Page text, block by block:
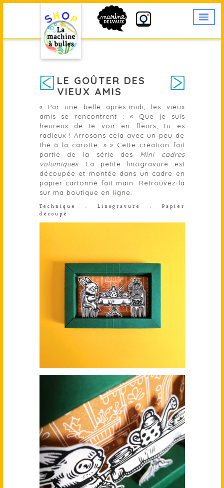
LE GOÛTER DES
VIEUX AMIS
« Par une belle après-midi, les vieux
amis se rencontrent : « Que je suis
heureux de te voir en fleurs, tu es
radieux ! Arrosons cela avec un peu de
thé à la carotte. » » Cette création fait
partie de la série des Mini cadres
volumiques. La petite linogravure est
découpée et montée dans un cadre en
papier cartonné fait main. Retrouvez-la
sur ma boutique en ligne
Technique : Linogravure . Papier
découpé